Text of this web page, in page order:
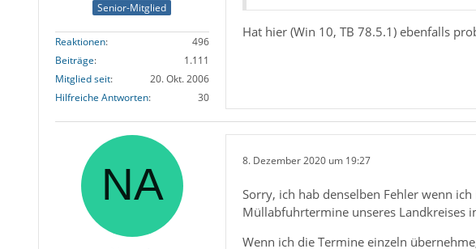
Senior-Mitglied
Reaktionen
496
Beiträge
1.111
Mitglied seit
20. Okt. 2006
Hilfreiche Antworten
30
Hat hier (Win 10, TB 78.5.1) ebenfalls
8. Dezember 2020 um 19:27
Sorry, ich hab denselben Fehler wenn
Müllabfuhrtermine unseres Landkreises
Wenn ich die Termine einzeln